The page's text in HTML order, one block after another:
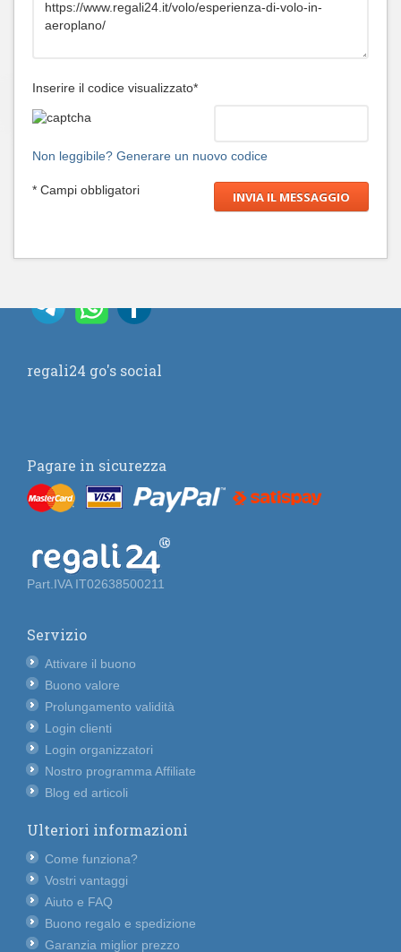
Inserire il codice visualizzato*
Non leggibile? Generare un nuovo codice
* Campi obbligatori
regali24 go's social
Pagare in sicurezza
Part.IVA IT02638500211
Servizio
Attivare il buono
Buono valore
Prolungamento validità
Login clienti
Login organizzatori
Nostro programma Affiliate
Blog ed articoli
Ulteriori informazioni
Come funziona?
Vostri vantaggi
Aiuto e FAQ
Buono regalo e spedizione
Garanzia miglior prezzo